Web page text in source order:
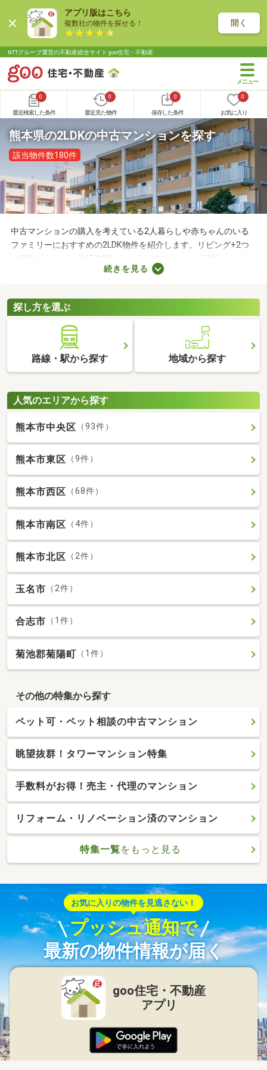
アプリ版はこちら
複数社の物件を探せる！ 開く
NTTグループ運営の不動産総合サイト goo住宅・不動産
0
最近検索した条件
0
最近見た物件
0
保存した条件
0
お気に入り
熊本県の2LDKの中古マンションを探す
該当物件数180件
中古マンションの購入を考えている2人暮らしや赤ちゃんのいる
ファミリーにおすすめの2LDK物件を紹介します。リビング+2つ
の個室があれば、生活空間をしっかり分けることが可能。マンシ
ョンによってお部屋の広さや設備、購入費用が変わるので、複数
て、希望にぴったりなお部屋を購入しましょう。
続きを見る
探し方を選ぶ
路線・駅から探す 地域から探す
人気のエリアから探す
熊本市中央区 （93件）
熊本市東区 （9件）
熊本市西区 （68件）
熊本市南区 （4件）
熊本市北区 （2件）
玉名市 （2件）
合志市 （1件）
菊池郡菊陽町 （1件）
その他の特集から探す
ペット可・ペット相談の中古マンション
眺望抜群！タワーマンション特集
手数料がお得！売主・代理のマンション
リフォーム・リノベーション済のマンション
特集一覧をもっと見る
お気に入りの物件を見逃さない！
プッシュ通知で
最新の物件情報が届く
goo住宅・不動産
アプリ